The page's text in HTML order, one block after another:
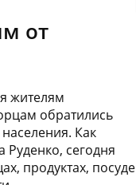
от
жителям
обратились
Как
Руденко, сегодня
продуктах, посуде